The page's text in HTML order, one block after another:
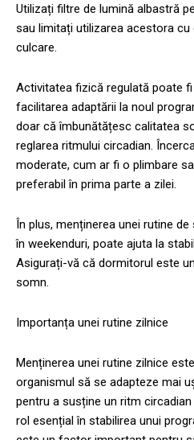
Utilizați filtre de lumină albastră
sau limitați utilizarea acestora cu
culcare.
Activitatea fizică regulată poate
facilitarea adaptării la noul
doar că îmbunătățesc calitatea
reglarea ritmului circadian.
moderate, cum ar fi o plimbare
preferabil în prima parte a zilei.
În plus, menținerea unei rutine
în weekenduri, poate ajuta la
Asigurați-vă că dormitorul este
somn.
Importanța unei rutine zilnice
Menținerea unei rutine zilnice
organismul să se adapteze mai
pentru a susține un ritm
rol esențial în stabilirea unui